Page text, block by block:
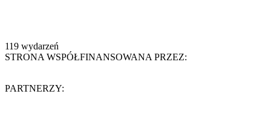
119 wydarzeń
STRONA WSPÓŁFINANSOWANA PRZEZ:
PARTNERZY: